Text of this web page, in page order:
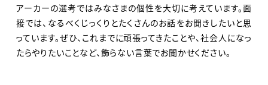
アーカーの選考ではみなさまの個性を大切に考えています。面
接では、なるべくじっくりとたくさんのお話をお聞きしたいと思
っています。ぜひ、これまでに頑張ってきたことや、社会人になっ
たらやりたいことなど、飾らない言葉でお聞かせください。